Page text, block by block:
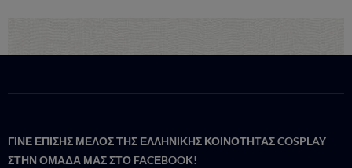
ΓΙΝΕ ΕΠΙΣΗΣ ΜΕΛΟΣ ΤΗΣ ΕΛΛΗΝΙΚΗΣ ΚΟΙΝΟΤΗΤΑΣ COSPLAY
ΣΤΗΝ ΟΜΑΔΑ ΜΑΣ ΣΤΟ FACΕBOOK!